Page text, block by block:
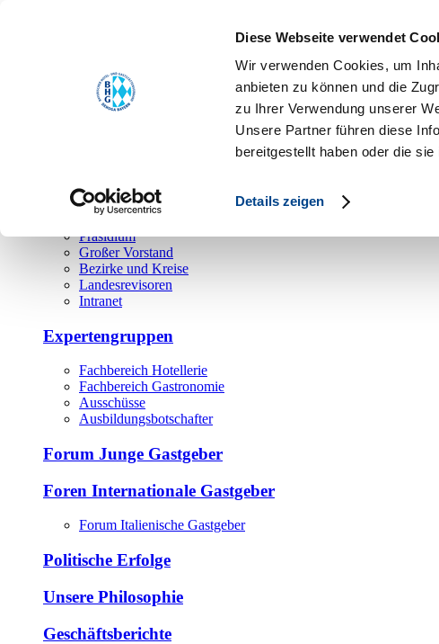
Diese Webseite verwendet
Wir verwenden Cookies, um
anbieten zu können und die
zu Ihrer Verwendung unserer
Unsere Partner führen diese
bereitgestellt haben oder die
Details zeigen
Hauptamt
Bezirks- und Regionalgeschäftsstellen
Ehrenamt
Präsidium
Großer Vorstand
Bezirke und Kreise
Landesrevisoren
Intranet
Expertengruppen
Fachbereich Hotellerie
Fachbereich Gastronomie
Ausschüsse
Ausbildungsbotschafter
Forum Junge Gastgeber
Foren Internationale Gastgeber
Forum Italienische Gastgeber
Politische Erfolge
Unsere Philosophie
Geschäftsberichte